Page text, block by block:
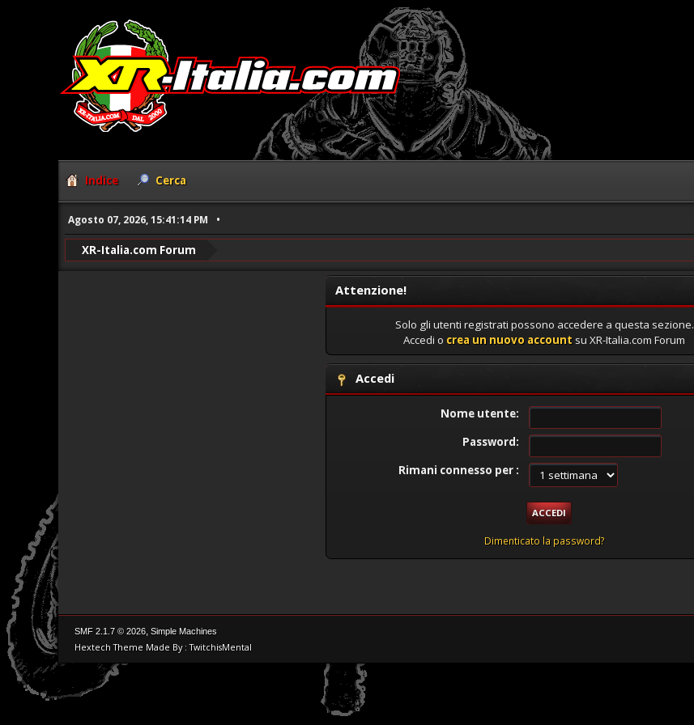
Indice Cerca
Agosto 07, 2026, 15:41:14 PM
XR-Italia.com Forum
Attenzione!
Solo gli utenti registrati possono accedere a questa sezione.
Accedi o crea un nuovo account su XR-Italia.com Forum
Accedi
Nome utente:
Password:
Rimani connesso per :
Dimenticato la password?
SMF 2.1.7 © 2026, Simple Machines
Hextech Theme Made By : TwitchisMental